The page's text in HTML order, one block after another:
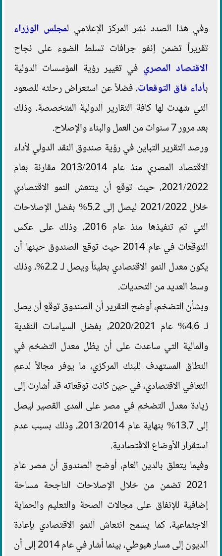
وفي هذا الصدد نشر المركز الإعلامي لمجلس الوزراء
تقريراً تضمن إنفو جرافات تسلط الضوء على نجاح
الاقتصاد المصري في تغيير رؤية المؤسسات الدولية
بأداء فاق التوقعات، فضلاً عن استعراض رحلته للصعود
التي شهدت لها كافة التقارير الدولية المتخصصة، وذلك
بعد مرور 7 سنوات من العمل والبناء والإصلاح.
ورصد التقرير التباين في رؤية صندوق النقد الدولي لأداء
الاقتصاد المصري منذ عام 2013/2014 مقارنة بعام
2021/2022، حيث توقع أن ينتعش النمو الاقتصادي
خلال 2021/2022 ليصل إلى 5.2% بفضل الإصلاحات
التي تم تنفيذها منذ عام 2016، وذلك على عكس
التوقعات في عام 2014 حيث توقع الصندوق حينها أن
يكون معدل النمو الاقتصادي بطيئاً ويصل لـ 2.2%، وذلك
وسط العديد من التحديات.
وبشأن التضخم، أوضح التقرير أن الصندوق توقع أن يصل
لـ 4.6% عام 2020/2021، بفضل السياسات النقدية
والمالية التي ساعدت على أن يظل معدل التضخم في
النطاق المستهدف للبنك المركزي، ما يوفر مجالاً لدعم
التعافي الاقتصادي، في حين كانت توقعاته قد أشارت إلى
زيادة معدل التضخم في مصر على المدى القصير ليصل
إلى 13.7% بنهاية عام 2013/2014، وذلك بسبب عدم
استقرار الأوضاع الاقتصادية.
وفيما يتعلق بالدين العام، أوضح الصندوق أن مصر عام
2021 تضمن من خلال الإصلاحات الناجحة مساحة
إضافية للإنفاق على مجالات الصحة والتعليم والحماية
الاجتماعية، كما يسمح انتعاش النمو الاقتصادي بإعادة
الديون إلى مسار هبوطي، بينما أشار في عام 2014 إلى أن